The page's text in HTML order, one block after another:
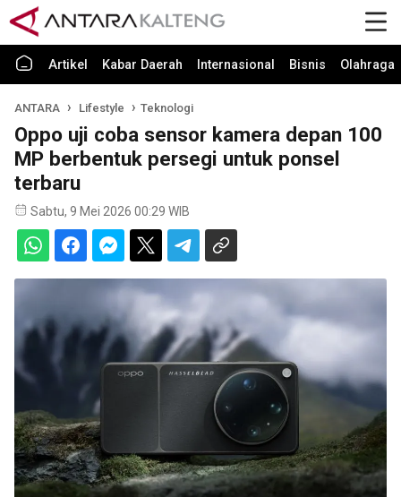
Artikel Kabar Daerah Internasional Bisnis Olahraga
ANTARA Lifestyle Teknologi
Oppo uji coba sensor kamera depan 100
MP berbentuk persegi untuk ponsel
terbaru
Sabtu, 9 Mei 2026 00:29 WIB